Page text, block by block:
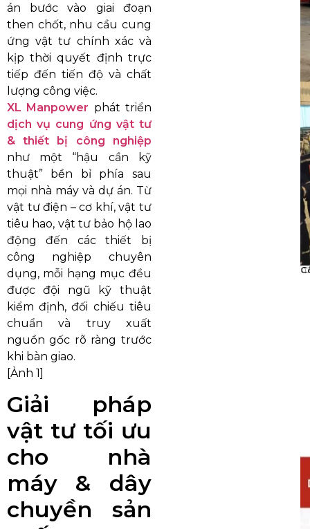
án bước vào giai đoạn
then chốt, nhu cầu cung
ứng vật tư chính xác và
kịp thời quyết định trực
tiếp đến tiến độ và chất
lượng công việc.
XL Manpower phát triển
dịch vụ cung ứng vật tư
& thiết bị công nghiệp
như một “hậu cần kỹ
thuật” bền bỉ phía sau
mọi nhà máy và dự án. Từ
vật tư điện – cơ khí, vật tư
tiêu hao, vật tư bảo hộ lao
động đến các thiết bị
công nghiệp chuyên
dụng, mỗi hạng mục đều
được đội ngũ kỹ thuật
kiểm định, đối chiếu tiêu
chuẩn và truy xuất
nguồn gốc rõ ràng trước
khi bàn giao.
[Ảnh 1]
Giải pháp
vật tư tối ưu
cho nhà
máy & dây
chuyền sản